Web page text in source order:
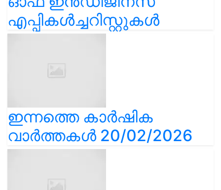
എപ്പികൾച്ചറിസ്റ്റുകൾ
ഇന്നത്തെ കാർഷിക
വാർത്തകൾ 20/02/2026